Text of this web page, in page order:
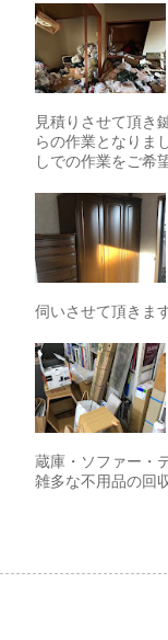
見積りさせて頂き
らの作業となりま
しでの作業をご希
伺いさせて頂きま
蔵庫・ソファー・
雑多な不用品の回